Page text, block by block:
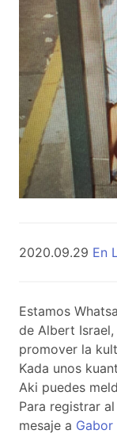
2020.09.29 En
Estamos
de Albert
promover la
Kada unos
Aki puedes
Para registrar
mesaje a Gabor